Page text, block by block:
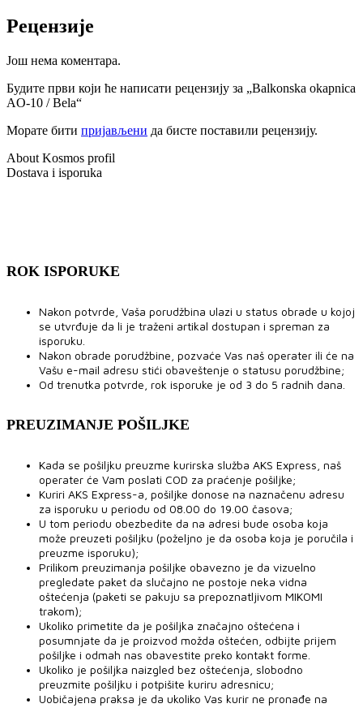
Рецензије
Још нема коментара.
Будите први који ће написати рецензију за „Balkonska okapnica
AO-10 / Bela“
Морате бити пријављени да бисте поставили рецензију.
About Kosmos profil
Dostava i isporuka
ROK ISPORUKE
Nakon potvrde, Vaša porudžbina ulazi u status obrade u kojoj
se utvrđuje da li je traženi artikal dostupan i spreman za
isporuku.
Nakon obrade porudžbine, pozvaće Vas naš operater ili će na
Vašu e-mail adresu stići obaveštenje o statusu porudžbine;
Od trenutka potvrde, rok isporuke je od 3 do 5 radnih dana.
PREUZIMANJE POŠILJKE
Kada se pošiljku preuzme kurirska služba AKS Express, naš
operater će Vam poslati COD za praćenje pošiljke;
Kuriri AKS Express-a, pošiljke donose na naznačenu adresu
za isporuku u periodu od 08.00 do 19.00 časova;
U tom periodu obezbedite da na adresi bude osoba koja
može preuzeti pošiljku (poželjno je da osoba koja je poručila i
preuzme isporuku);
Prilikom preuzimanja pošiljke obavezno je da vizuelno
pregledate paket da slučajno ne postoje neka vidna
oštećenja (paketi se pakuju sa prepoznatljivom MIKOMI
trakom);
Ukoliko primetite da je pošiljka značajno oštećena i
posumnjate da je proizvod možda oštećen, odbijte prijem
pošiljke i odmah nas obavestite preko kontakt forme.
Ukoliko je pošiljka naizgled bez oštećenja, slobodno
preuzmite pošiljku i potpišite kuriru adresnicu;
Uobičajena praksa je da ukoliko Vas kurir ne pronađe na